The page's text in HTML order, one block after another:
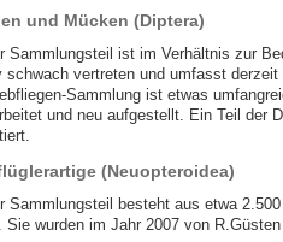
und Mücken (Diptera)
Sammlungsteil ist im Verhältnis zur
schwach vertreten und umfasst
Sammlung ist etwas
und neu aufgestellt. Ein Teil der
(Neuopteroidea)
Sammlungsteil besteht aus etwa
Sie wurden im Jahr 2007 von R.Güsten